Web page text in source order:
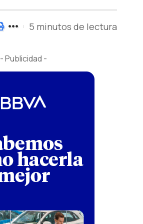
5 minutos de lectura
- Publicidad -